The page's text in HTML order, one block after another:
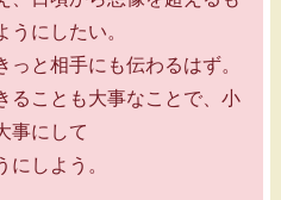
にしたい。
と相手にも伝わるはず。
ることも大事なことで、小
事にして
しよう。